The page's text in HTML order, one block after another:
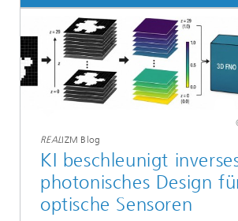
REALIZM Blog
KI beschleunigt
photonisches Design
optische Sensoren